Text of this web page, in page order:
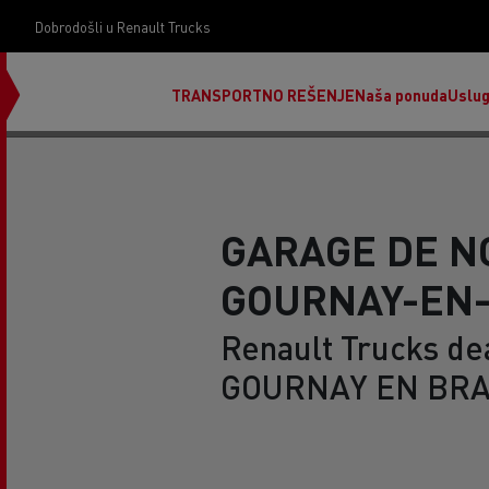
Dobrodošli u Renault Trucks
TRANSPORTNO REŠENJENaša ponuda
GARAGE DE
GOURNAY-
Renault Trucks
GOURNAY EN